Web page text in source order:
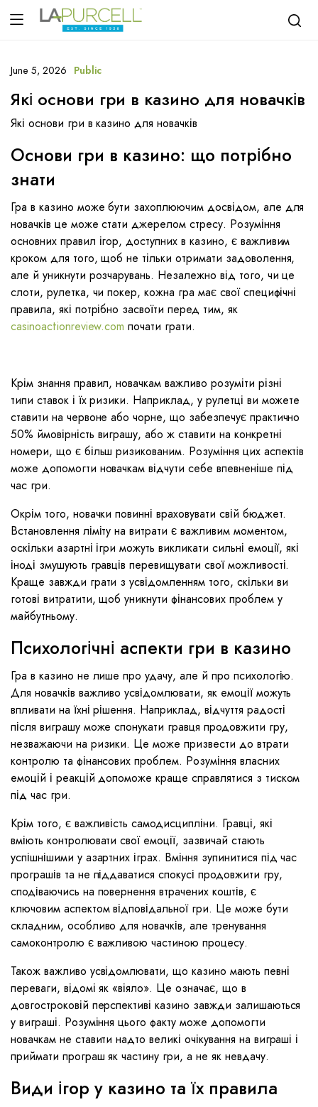
June 5, 2026 Public
Які основи гри в казино для новачків
Які основи гри в казино для новачків
Основи гри в казино: що потрібно
знати
Гра в казино може бути захоплюючим досвідом, але для
новачків це може стати джерелом стресу. Розуміння
основних правил ігор, доступних в казино, є важливим
кроком для того, щоб не тільки отримати задоволення,
але й уникнути розчарувань. Незалежно від того, чи це
слоти, рулетка, чи покер, кожна гра має свої специфічні
правила, які потрібно засвоїти перед тим, як
casinoactionreview.com почати грати.
Крім знання правил, новачкам важливо розуміти різні
типи ставок і їх ризики. Наприклад, у рулетці ви можете
ставити на червоне або чорне, що забезпечує практично
50% ймовірність виграшу, або ж ставити на конкретні
номери, що є більш ризикованим. Розуміння цих аспектів
може допомогти новачкам відчути себе впевненіше під
час гри.
Окрім того, новачки повинні враховувати свій бюджет.
Встановлення ліміту на витрати є важливим моментом,
оскільки азартні ігри можуть викликати сильні емоції, які
іноді змушують гравців перевищувати свої можливості.
Краще завжди грати з усвідомленням того, скільки ви
готові витратити, щоб уникнути фінансових проблем у
майбутньому.
Психологічні аспекти гри в казино
Гра в казино не лише про удачу, але й про психологію.
Для новачків важливо усвідомлювати, як емоції можуть
впливати на їхні рішення. Наприклад, відчуття радості
після виграшу може спонукати гравця продовжити гру,
незважаючи на ризики. Це може призвести до втрати
контролю та фінансових проблем. Розуміння власних
емоцій і реакцій допоможе краще справлятися з тиском
під час гри.
Крім того, є важливість самодисципліни. Гравці, які
вміють контролювати свої емоції, зазвичай стають
успішнішими у азартних іграх. Вміння зупинитися під час
програшів та не піддаватися спокусі продовжити гру,
сподіваючись на повернення втрачених коштів, є
ключовим аспектом відповідальної гри. Це може бути
складним, особливо для новачків, але тренування
самоконтролю є важливою частиною процесу.
Також важливо усвідомлювати, що казино мають певні
переваги, відомі як «віяло». Це означає, що в
довгостроковій перспективі казино завжди залишаються
у виграші. Розуміння цього факту може допомогти
новачкам не ставити надто великі очікування на виграші і
приймати програш як частину гри, а не як невдачу.
Види ігор у казино та їх правила